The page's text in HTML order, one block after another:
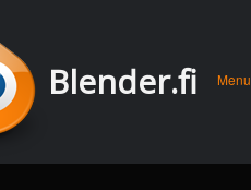
Blender.fi Menu